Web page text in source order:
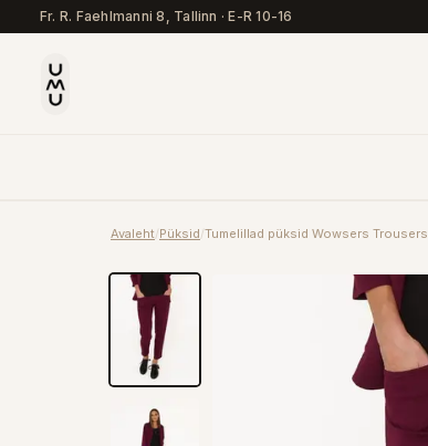
Fr. R. Faehlmanni 8, Tallinn ·E-R 10-16
Avaleht/Püksid/Tumelillad püksid Wowsers Trousers